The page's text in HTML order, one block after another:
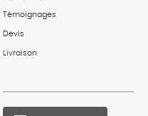
Témoignages
Devis
Livraison